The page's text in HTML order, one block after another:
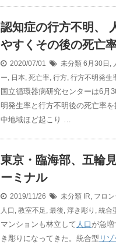
認知症の行方不明、
やすくその後の死亡
2020/07/01 未分類 6月30日 ,
ー, 日本, 死亡率, 行方, 行方不明発生
国立循環器病研究センターは6月
明発生率と行方不明後の死亡率
中地域ほど起こり …
東京・臨海部、五輪
ーミナル
2019/11/26 未分類 IR, フロ
人口 , 教室不足 , 最後, 浮き彫り , 統合
マンションも林立して 人口 が急
き彫りになってきた。統合型 リゾ